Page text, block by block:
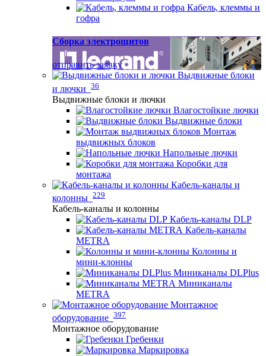
Кабель, клеммы и
гофра
Сборка электрощитов
отправить заявку
Выдвижные блоки
и лючки 36
Выдвижные блоки и лючки
Влагостойкие лючки
Выдвижные блоки
Монтаж
выдвижных блоков
Напольные лючки
Коробки для
монтажа
Кабель-каналы и
колонны 229
Кабель-каналы и колонны
Кабель-каналы DLP
Кабель-каналы
METRA
Колонны и
мини-клонны
Миниканалы DLPlus
Миниканалы
METRA
Монтажное
оборудование 397
Монтажное оборудование
Гребенки
Маркировка